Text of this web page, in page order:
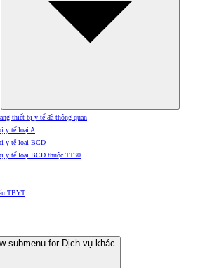
thiết bị y tế đã thông quan
y tế loại A
y tế loại BCD
y tế loại BCD thuộc TT30
TBYT
submenu for Dịch vụ khác